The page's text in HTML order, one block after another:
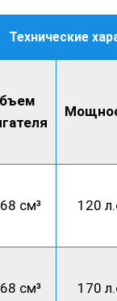
Технические
см³ 120
см³ 170